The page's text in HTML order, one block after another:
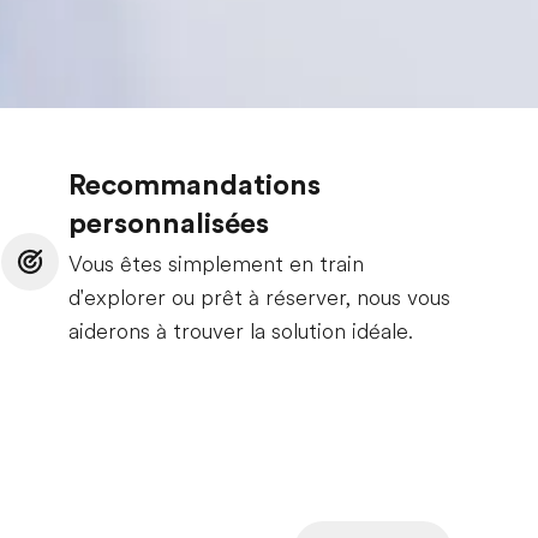
Recommandations
personnalisées
Vous êtes simplement en train
d'explorer ou prêt à réserver, nous vous
aiderons à trouver la solution idéale.